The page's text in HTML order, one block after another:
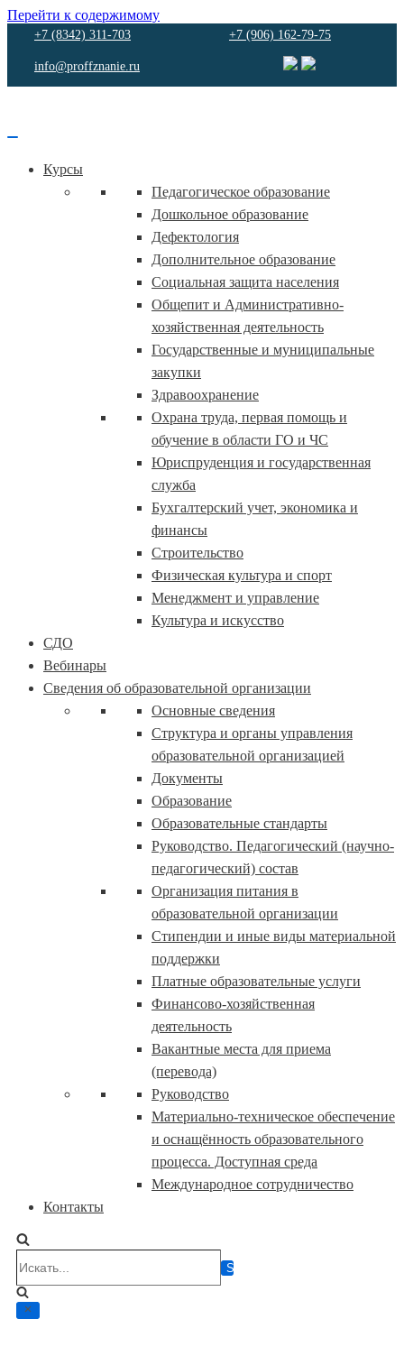
Перейти к содержимому
+7 (8342) 311-703 +7 (906) 162-79-75
info@proffznanie.ru
Курсы
Педагогическое образование
Дошкольное образование
Дефектология
Дополнительное образование
Социальная защита населения
Общепит и Административно-
хозяйственная деятельность
Государственные и муниципальные
закупки
Здравоохранение
Охрана труда, первая помощь и
обучение в области ГО и ЧС
Юриспруденция и государственная
служба
Бухгалтерский учет, экономика и
финансы
Строительство
Физическая культура и спорт
Менеджмент и управление
Культура и искусство
СДО
Вебинары
Сведения об образовательной организации
Основные сведения
Структура и органы управления
образовательной организацией
Документы
Образование
Образовательные стандарты
Руководство. Педагогический (научно-
педагогический) состав
Организация питания в
образовательной организации
Стипендии и иные виды материальной
поддержки
Платные образовательные услуги
Финансово-хозяйственная
деятельность
Вакантные места для приема
(перевода)
Руководство
Материально-техническое обеспечение
и оснащённость образовательного
процесса. Доступная среда
Международное сотрудничество
Контакты